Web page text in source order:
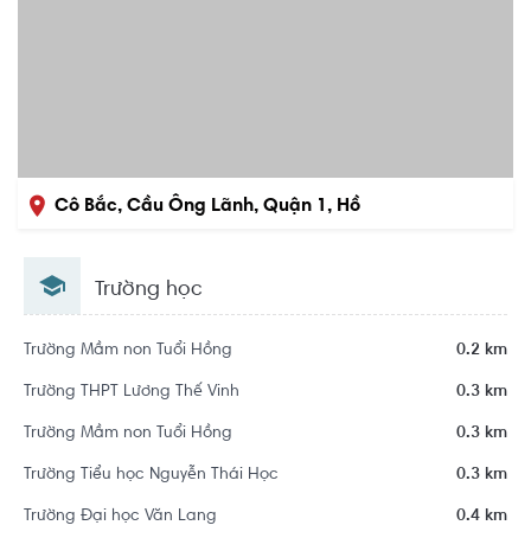
Cô Bắc, Cầu Ông Lãnh, Quận 1, Hồ
Trường học
Trường Mầm non Tuổi Hồng 0.2 km
Trường THPT Lương Thế Vinh 0.3 km
Trường Mầm non Tuổi Hồng 0.3 km
Trường Tiểu học Nguyễn Thái Học 0.3 km
Trường Đại học Văn Lang 0.4 km